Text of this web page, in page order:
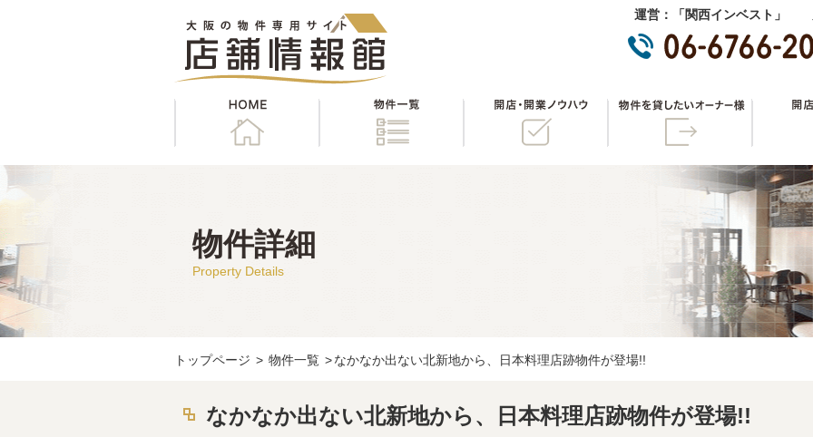
運営：「関西インベスト」
物件一覧 開店・開業ノウハウ 物件を貸
物件詳細
Property Details
トップページ > 物件一覧 >なかなか出ない北新地から、日本料理店跡物件が登場!!
なかなか出ない北新地から、日本料理店跡物件が登場!!